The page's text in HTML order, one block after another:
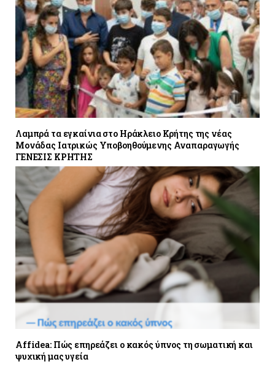
Λαμπρά τα εγκαίνια στο Ηράκλειο Κρήτης της νέας
Μονάδας Ιατρικώς Υποβοηθούμενης Αναπαραγωγής
ΓΕΝΕΣΙΣ ΚΡΗΤΗΣ
Affidea: Πώς επηρεάζει ο κακός ύπνος τη σωματική και
ψυχική μας υγεία